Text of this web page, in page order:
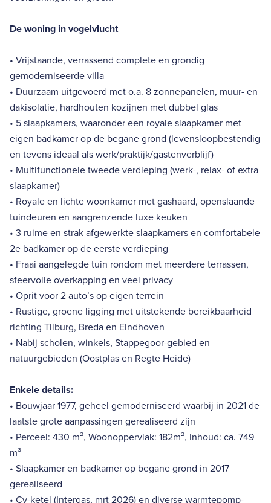
De woning in vogelvlucht
• Vrijstaande, verrassend complete en grondig
gemoderniseerde villa
• Duurzaam uitgevoerd met o.a. 8 zonnepanelen, muur- en
dakisolatie, hardhouten kozijnen met dubbel glas
• 5 slaapkamers, waaronder een royale slaapkamer met
eigen badkamer op de begane grond (levensloopbestendig
en tevens ideaal als werk/praktijk/gastenverblijf)
• Multifunctionele tweede verdieping (werk-, relax- of extra
slaapkamer)
• Royale en lichte woonkamer met gashaard, openslaande
tuindeuren en aangrenzende luxe keuken
• 3 ruime en strak afgewerkte slaapkamers en comfortabele
2e badkamer op de eerste verdieping
• Fraai aangelegde tuin rondom met meerdere terrassen,
sfeervolle overkapping en veel privacy
• Oprit voor 2 auto’s op eigen terrein
• Rustige, groene ligging met uitstekende bereikbaarheid
richting Tilburg, Breda en Eindhoven
• Nabij scholen, winkels, Stappegoor-gebied en
natuurgebieden (Oostplas en Regte Heide)
Enkele details:
• Bouwjaar 1977, geheel gemoderniseerd waarbij in 2021 de
laatste grote aanpassingen gerealiseerd zijn
• Perceel: 430 m², Woonoppervlak: 182m², Inhoud: ca. 749
m³
• Slaapkamer en badkamer op begane grond in 2017
gerealiseerd
• Cv-ketel (Intergas, mrt 2026) en diverse warmtepomp-